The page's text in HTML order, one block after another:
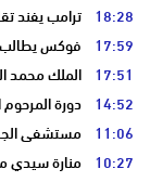
18:28 ترامب يفند
17:59 فوكس يطالب
17:51 الملك محمد
14:52 دورة
11:06 مستشفى
10:27 منارة سيدي